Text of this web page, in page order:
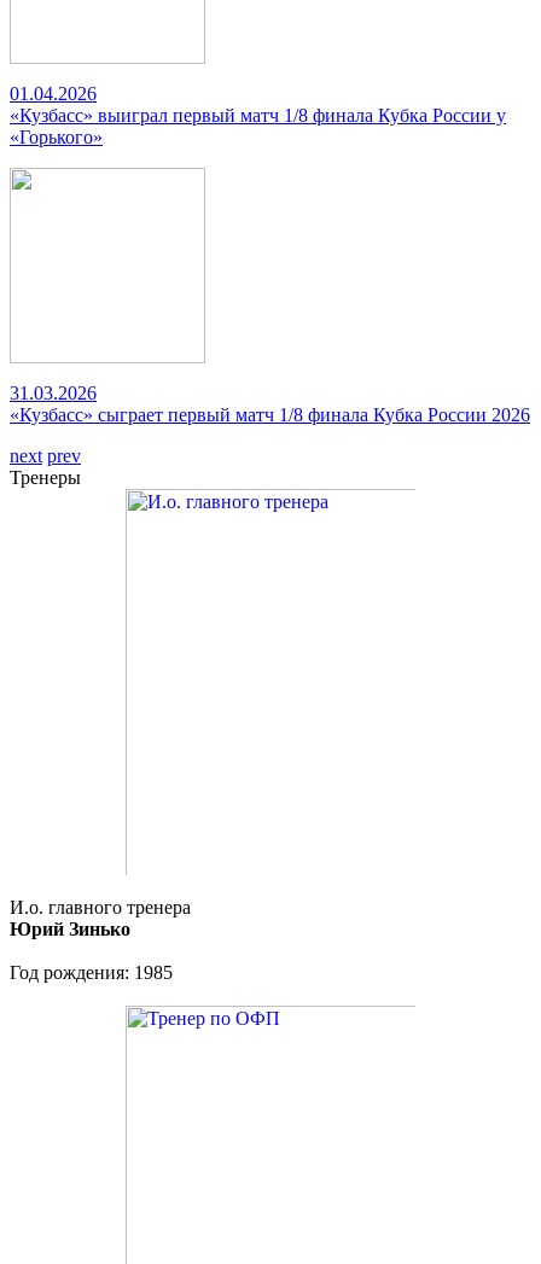
01.04.2026
«Кузбасс» выиграл первый матч 1/8 финала Кубка России у
«Горького»
31.03.2026
«Кузбасс» сыграет первый матч 1/8 финала Кубка России 2026
next prev
Тренеры
И.о. главного тренера
Юрий Зинько
Год рождения: 1985